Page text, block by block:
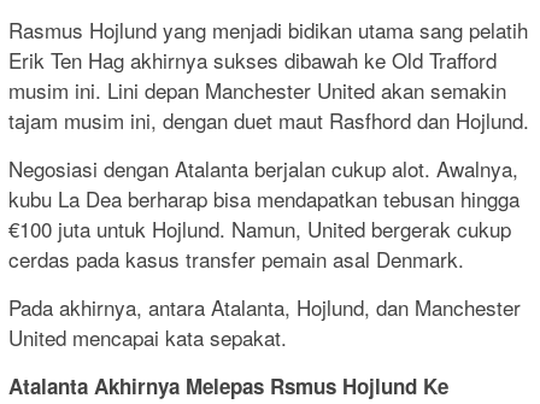
Rasmus Hojlund yang menjadi bidikan utama sang pelatih
Erik Ten Hag akhirnya sukses dibawah ke Old Trafford
musim ini. Lini depan Manchester United akan semakin
tajam musim ini, dengan duet maut Rasfhord dan Hojlund.
Negosiasi dengan Atalanta berjalan cukup alot. Awalnya,
kubu La Dea berharap bisa mendapatkan tebusan hingga
€100 juta untuk Hojlund. Namun, United bergerak cukup
cerdas pada kasus transfer pemain asal Denmark.
Pada akhirnya, antara Atalanta, Hojlund, dan Manchester
United mencapai kata sepakat.
Atalanta Akhirnya Melepas Rsmus Hojlund Ke